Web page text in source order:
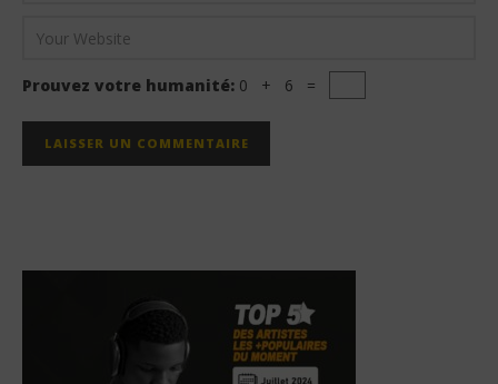
Prouvez votre humanité: 0 + 6 =